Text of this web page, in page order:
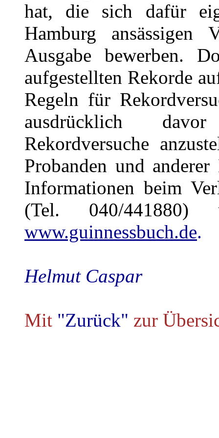
hat, die sich dafür
Hamburg ansässigen
Ausgabe bewerben.
aufgestellten Rekorde
Regeln für
ausdrücklich
Rekordversuche
Probanden und
Informationen beim
(Tel. 040/
www.guinnessbuch.de.
Helmut Caspar
Mit "Zurück" zur